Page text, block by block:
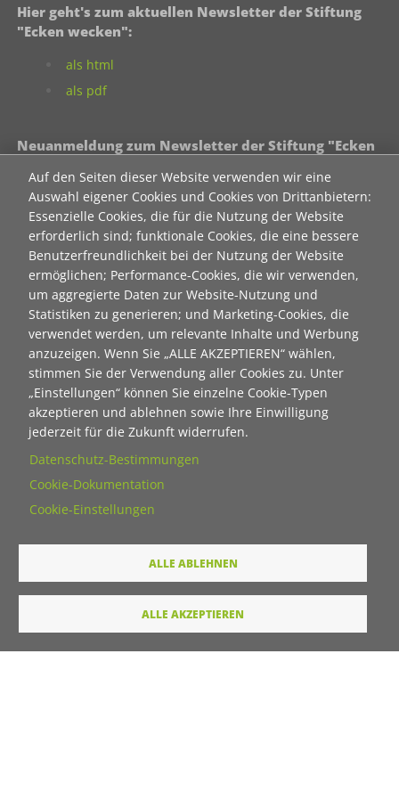
Auf den Seiten dieser Website verwenden wir eine
Auswahl eigener Cookies und Cookies von Drittanbietern:
Essenzielle Cookies, die für die Nutzung der Website
erforderlich sind; funktionale Cookies, die eine bessere
Benutzerfreundlichkeit bei der Nutzung der Website
ermöglichen; Performance-Cookies, die wir verwenden,
um aggregierte Daten zur Website-Nutzung und
Statistiken zu generieren; und Marketing-Cookies, die
verwendet werden, um relevante Inhalte und Werbung
anzuzeigen. Wenn Sie „ALLE AKZEPTIEREN“ wählen,
stimmen Sie der Verwendung aller Cookies zu. Unter
„Einstellungen“ können Sie einzelne Cookie-Typen
akzeptieren und ablehnen sowie Ihre Einwilligung
jederzeit für die Zukunft widerrufen.
Datenschutz-Bestimmungen
Cookie-Dokumentation
Cookie-Einstellungen
ALLE ABLEHNEN
ALLE AKZEPTIEREN
Hier geht's zum aktuellen Newsletter der Stiftung
"Ecken wecken":
als html
als pdf
Neuanmeldung zum Newsletter der Stiftung "Ecken
Contact 1
Anrede
Titel
Vorname
Nachname
E-Mail
Du
Ihre Daten werden von unserer Stiftung elektronisch
verarbeitet und gespeichert. Hier finden Sie unsere